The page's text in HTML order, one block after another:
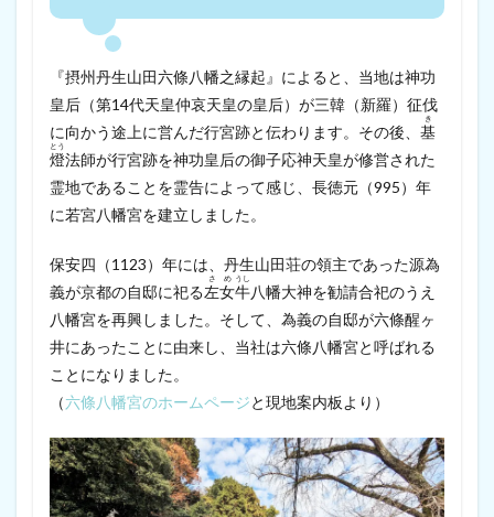
『摂州丹生山田六條八幡之縁起』によると、当地は神功
皇后（第14代天皇仲哀天皇の皇后）が三韓（新羅）征伐
に向かう途上に営んだ行宮跡と伝わります。その後、 基
き
燈
とう
法師が行宮跡を神功皇后の御子応神天皇が修営された
霊地であることを霊告によって感じ、長徳元（995）年
に若宮八幡宮を建立しました。
保安四（1123）年には、丹生山田荘の領主であった源為
義が京都の自邸に祀る左
さ
女
め
牛
うし
八幡大神を勧請合祀のうえ
八幡宮を再興しました。そして、為義の自邸が六條醒ヶ
井にあったことに由来し、当社は六條八幡宮と呼ばれる
ことになりました。
（六條八幡宮のホームページと現地案内板より）